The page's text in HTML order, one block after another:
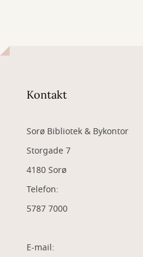
Kontakt
Sorø Bibliotek & Bykontor
Storgade 7
4180 Sorø
Telefon:
5787 7000
E-mail: